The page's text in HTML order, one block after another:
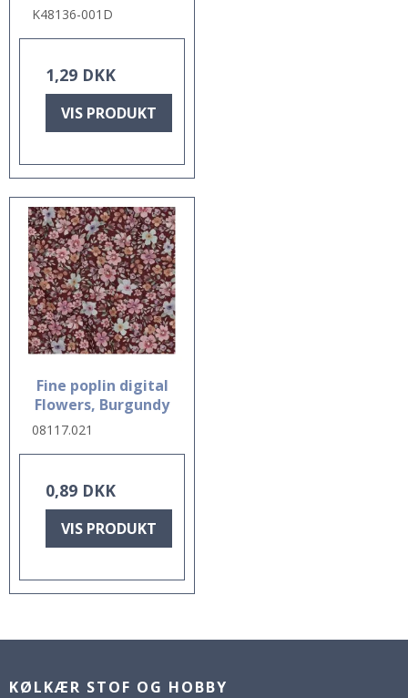
K48136-001D
1,29 DKK
VIS PRODUKT
Fine poplin digital
Flowers, Burgundy
08117.021
0,89 DKK
VIS PRODUKT
KØLKÆR STOF OG HOBBY